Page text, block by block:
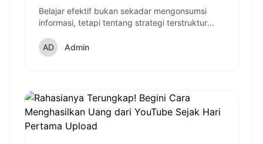
10x Lebih Cepat
Belajar efektif bukan sekadar mengonsumsi
informasi, tetapi tentang strategi terstruktur
metode terbukti untuk belajar 10x lebih cepat!
Admin